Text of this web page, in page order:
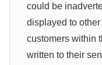
could be
displayed to
customers within
written to their